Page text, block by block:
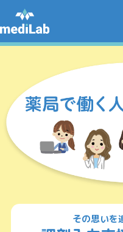
その思いを